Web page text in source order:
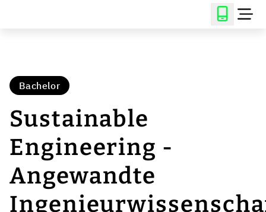
Bachelor
Sustainable
Engineering -
Angewandte